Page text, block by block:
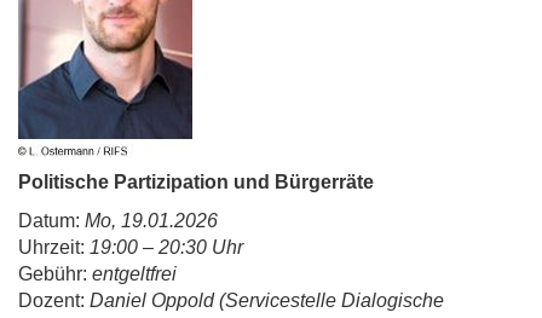
Politische Partizipation und Bürgerräte
Datum: Mo, 19.01.2026
Uhrzeit: 19:00 – 20:30 Uhr
Gebühr: entgeltfrei
Dozent: Daniel Oppold (Servicestelle Dialogische